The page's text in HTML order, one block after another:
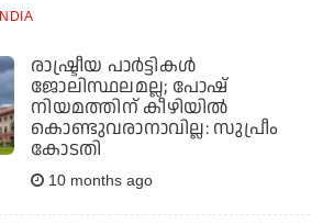
INDIA
രാഷ്ട്രീയ പാര്‍ട്ടികള്‍
ജോലിസ്ഥലമല്ല; പോഷ്
നിയമത്തിന് കീഴിയില്‍
കൊണ്ടുവരാനാവില്ല: സുപ്രീം
കോടതി
10 months ago